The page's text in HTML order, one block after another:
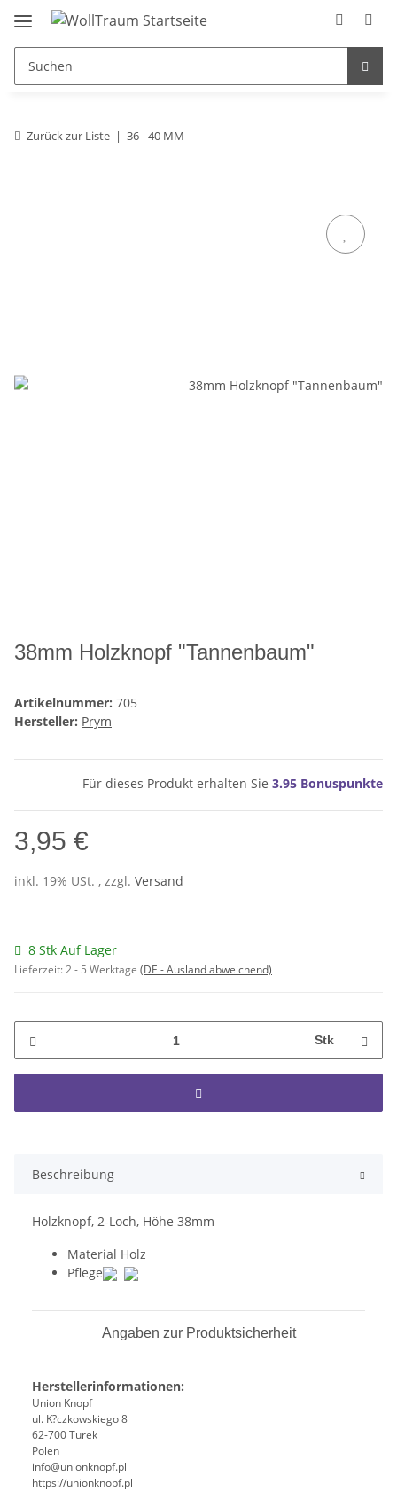
Zurück zur Liste 36 - 40 MM
38mm Holzknopf "Tannenbaum"
Artikelnummer: 705
Hersteller: Prym
Für dieses Produkt erhalten Sie 3.95 Bonuspunkte
3,95 €
inkl. 19% USt. , zzgl. Versand
8 Stk Auf Lager
Lieferzeit:2 - 5 Werktage (DE - Ausland abweichend)
Stk
Beschreibung
Holzknopf, 2-Loch, Höhe 38mm
Material Holz
Pflege
Angaben zur Produktsicherheit
Herstellerinformationen:
Union Knopf
ul. K?czkowskiego 8
62-700 Turek
Polen
info@unionknopf.pl
https://unionknopf.pl